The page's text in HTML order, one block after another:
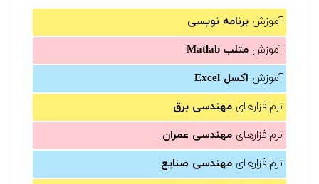
آموزش برنامه نویسی
آموزش متلب Matlab
آموزش اکسل Excel
نرم‌افزارهای مهندسی برق
نرم‌افزارهای مهندسی عمران
نرم‌افزارهای مهندسی صنایع